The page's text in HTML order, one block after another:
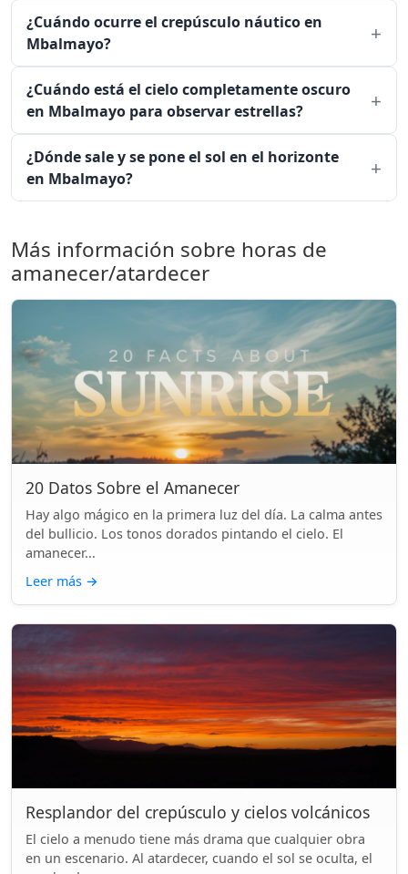
¿Cuándo ocurre el crepúsculo náutico en
Mbalmayo?
¿Cuándo está el cielo completamente oscuro
en Mbalmayo para observar estrellas?
¿Dónde sale y se pone el sol en el horizonte
en Mbalmayo?
Más información sobre horas de
amanecer/atardecer
20 Datos Sobre el Amanecer
Hay algo mágico en la primera luz del día. La calma antes
del bullicio. Los tonos dorados pintando el cielo. El
amanecer...
Leer más →
Resplandor del crepúsculo y cielos volcánicos
El cielo a menudo tiene más drama que cualquier obra
en un escenario. Al atardecer, cuando el sol se oculta, el